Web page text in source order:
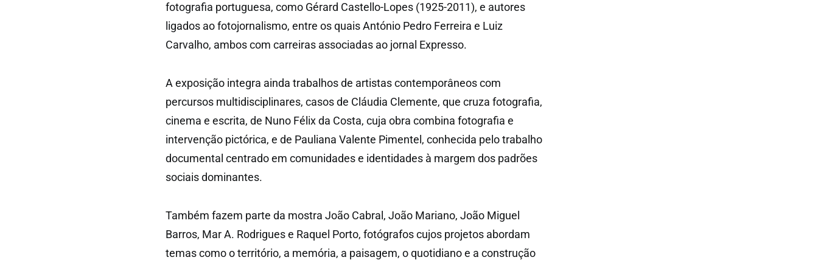
fotografia portuguesa, como Gérard Castello-Lopes (1925-2011), e autores
ligados ao fotojornalismo, entre os quais António Pedro Ferreira e Luiz
Carvalho, ambos com carreiras associadas ao jornal Expresso.
A exposição integra ainda trabalhos de artistas contemporâneos com
percursos multidisciplinares, casos de Cláudia Clemente, que cruza fotografia,
cinema e escrita, de Nuno Félix da Costa, cuja obra combina fotografia e
intervenção pictórica, e de Pauliana Valente Pimentel, conhecida pelo trabalho
documental centrado em comunidades e identidades à margem dos padrões
sociais dominantes.
Também fazem parte da mostra João Cabral, João Mariano, João Miguel
Barros, Mar A. Rodrigues e Raquel Porto, fotógrafos cujos projetos abordam
temas como o território, a memória, a paisagem, o quotidiano e a construção